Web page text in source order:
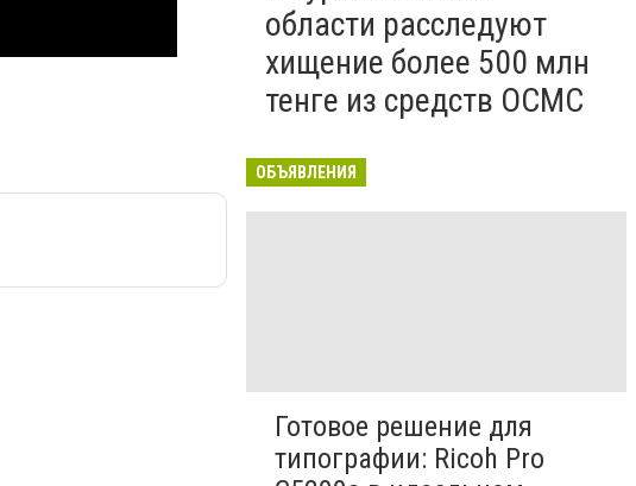
области расследуют
хищение более 500 млн
тенге из средств ОСМС
ОБЪЯВЛЕНИЯ
Готовое решение для
типографии: Ricoh Pro